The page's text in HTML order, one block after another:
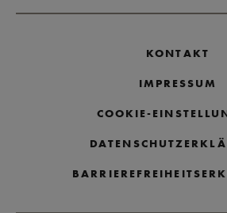
KONTAKT
IMPRESSUM
COOKIE-